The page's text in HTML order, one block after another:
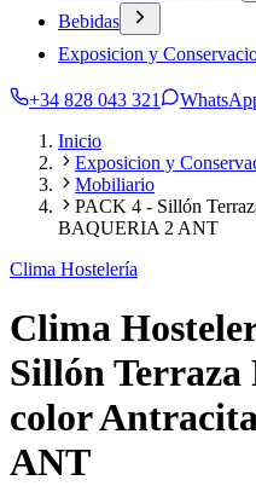
Bebidas
Exposicion y
+34 828 043 321
Inicio
Exposicion y
Mobiliario
PACK 4 - Sillón
BAQUERIA 2 ANT
Clima Hostelería
Clima
Sillón
color
ANT